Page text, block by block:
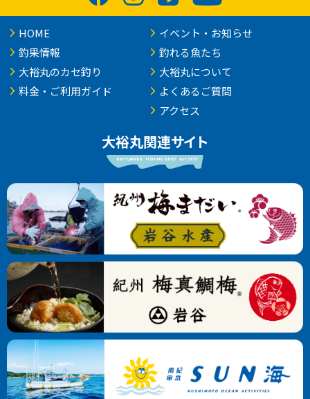
大裕丸関連サイト
HOME
釣果情報
大裕丸のカセ釣り
料金・ご利用ガイド
イベント・お知らせ
釣れる魚たち
大裕丸について
よくあるご質問
アクセス